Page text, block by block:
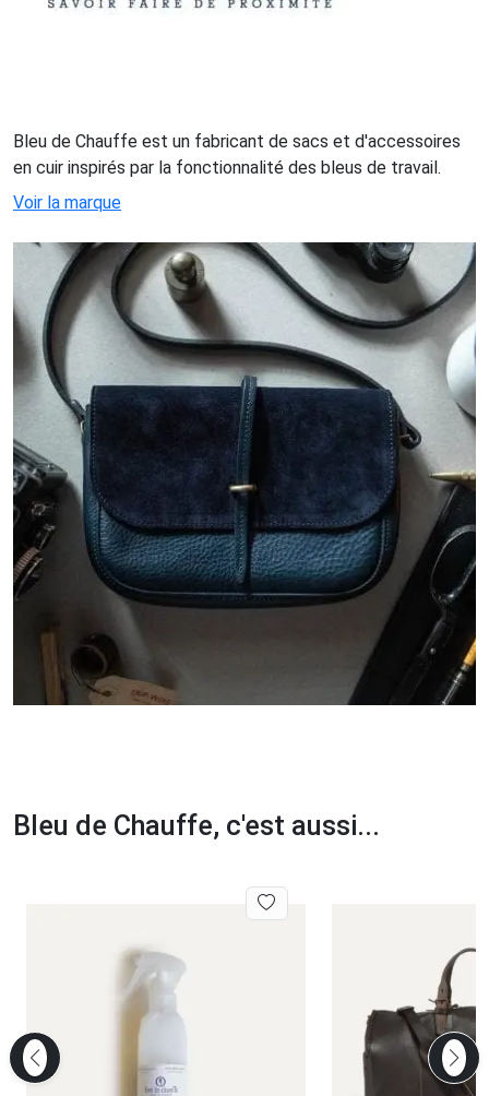
Bleu de Chauffe est un fabricant de sacs et d'accessoires
en cuir inspirés par la fonctionnalité des bleus de travail.
Voir la marque
Bleu de Chauffe, c'est aussi...